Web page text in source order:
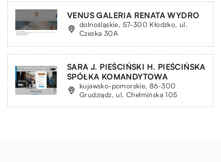
VENUS GALERIA RENATA WYDRO
dolnośląskie, 57-300 Kłodzko, ul.
Czeska 30A
SARA J. PIEŚCIŃSKI H. PIEŚCIŃSKA
SPÓŁKA KOMANDYTOWA
kujawsko-pomorskie, 86-300
Grudziądz, ul. Chełmińska 105